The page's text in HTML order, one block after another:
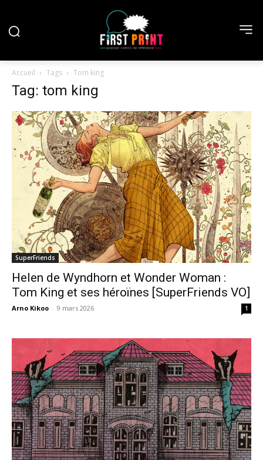
Accueil Tags Tom king
Tag: tom king
SuperFriends
Helen de Wyndhorn et Wonder Woman :
Tom King et ses héroïnes [SuperFriends VO]
Arno Kikoo - 9 mars 2026 1